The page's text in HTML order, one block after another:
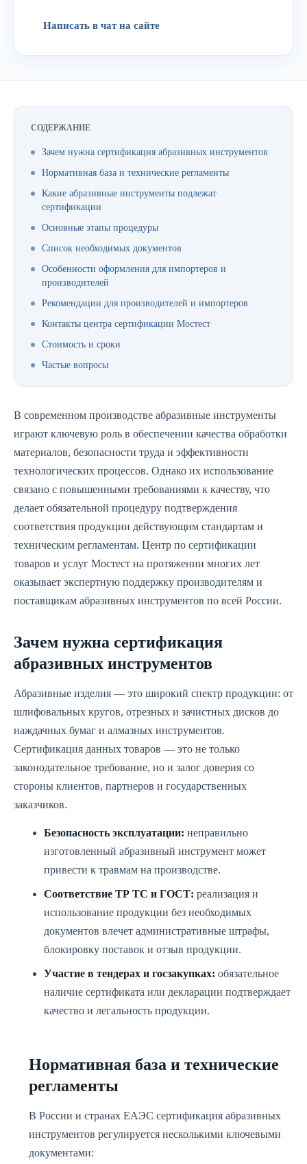
Написать в чат на сайте
СОДЕРЖАНИЕ
Зачем нужна сертификация абразивных инструментов
Нормативная база и технические регламенты
Какие абразивные инструменты подлежат
сертификации
Основные этапы процедуры
Список необходимых документов
Особенности оформления для импортеров и
производителей
Рекомендации для производителей и импортеров
Контакты центра сертификации Мостест
Стоимость и сроки
Частые вопросы
В современном производстве абразивные инструменты
играют ключевую роль в обеспечении качества обработки
материалов, безопасности труда и эффективности
технологических процессов. Однако их использование
связано с повышенными требованиями к качеству, что
делает обязательной процедуру подтверждения
соответствия продукции действующим стандартам и
техническим регламентам. Центр по сертификации
товаров и услуг Мостест на протяжении многих лет
оказывает экспертную поддержку производителям и
поставщикам абразивных инструментов по всей России.
Зачем нужна сертификация
абразивных инструментов
Абразивные изделия — это широкий спектр продукции: от
шлифовальных кругов, отрезных и зачистных дисков до
наждачных бумаг и алмазных инструментов.
Сертификация данных товаров — это не только
законодательное требование, но и залог доверия со
стороны клиентов, партнеров и государственных
заказчиков.
Безопасность эксплуатации: неправильно
изготовленный абразивный инструмент может
привести к травмам на производстве.
Соответствие ТР ТС и ГОСТ: реализация и
использование продукции без необходимых
документов влечет административные штрафы,
блокировку поставок и отзыв продукции.
Участие в тендерах и госзакупках: обязательное
наличие сертификата или декларации подтверждает
качество и легальность продукции.
Нормативная база и технические
регламенты
В России и странах ЕАЭС сертификация абразивных
инструментов регулируется несколькими ключевыми
документами: